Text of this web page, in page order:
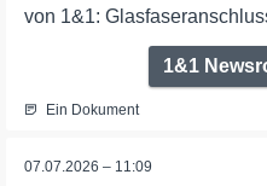
von 1&1:
1&1
Ein Dokument
07.07.2026 – 11:09